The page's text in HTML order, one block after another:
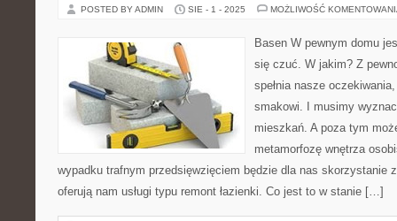
POSTED BY ADMIN SIE - 1 - 2025 MOŻLIWOŚĆ
Basen W pewnym domu
się czuć. W jakim? Z
spełnia nasze
smakowi. I musimy
mieszkań. A poza tym
metamorfozę wnętrza
wypadku trafnym przedsięwzięciem będzie dla nas skorzystanie
oferują nam usługi typu remont łazienki. Co jest to w stanie […]